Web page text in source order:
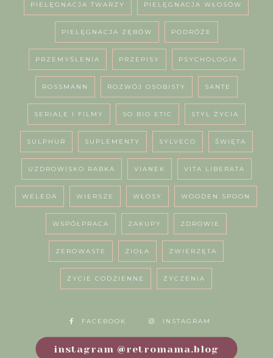
PIELĘGNACJA TWARZY PIELĘGNACJA WŁOSÓW
PIELĘGNACJA ZĘBÓW PODRÓŻE
PRZEMYŚLENIA PRZEPISY PSYCHOLOGIA
ROSSMANN ROZWÓJ OSOBISTY SANTE
SERIALE I FILMY SO BIO ETIC STYL ŻYCIA
SULPHUR SUPLEMENTY SYLVECO ŚWIĘTA
UZDROWISKO RABKA VIANEK VITA LIBERATA
WELEDA WIERSZE WŁOSY WOODEN SPOON
WSPÓŁPRACA ZAKUPY ZDROWIE
ZEROWASTE ZIOŁA ZWIERZĘTA
ŻYCIE CODZIENNE ŻYCZENIA
FACEBOOK INSTAGRAM
instagram @retromama.blog